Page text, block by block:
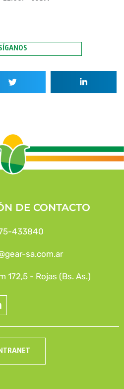
DE CONTACTO
433840
sa.com.ar
172,5 - Rojas (Bs. As.)